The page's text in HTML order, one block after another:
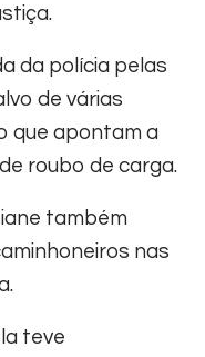
da polícia pelas
de várias
que apontam a
roubo de carga.
também
nas
teve